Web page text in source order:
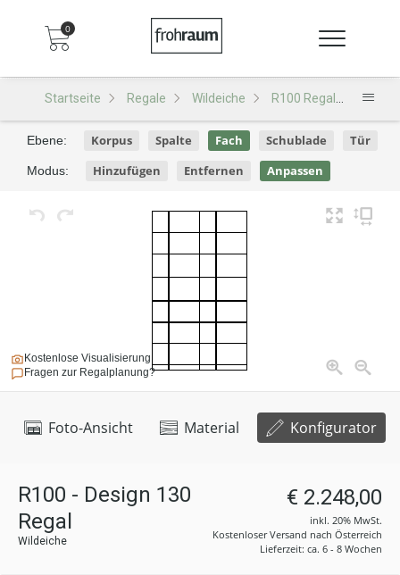
0
Startseite Regale Wildeiche R100 Regal R100
Foto-Ansicht Material Konfigurator
Kostenlose Visualisierung
Fragen zur Regalplanung?
Ebene: Korpus Spalte Fach Schublade Tür
Modus: Hinzufügen Entfernen Anpassen
R100 - Design 130
Regal
Wildeiche
€ 2.248,00
inkl. 20% MwSt.
Kostenloser Versand nach Österreich
Lieferzeit: ca. 6 - 8 Wochen